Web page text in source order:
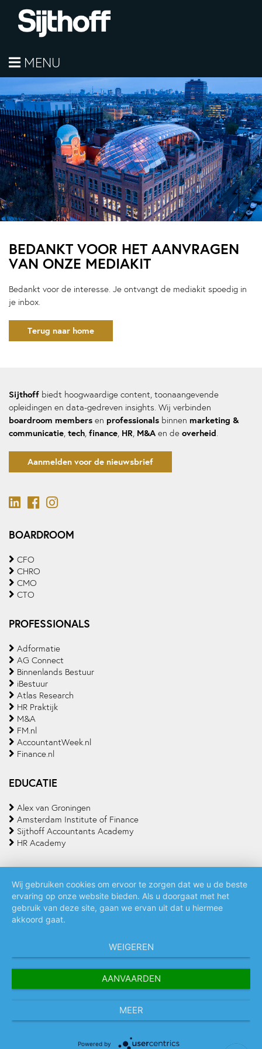
MENU
BEDANKT VOOR HET AANVRAGEN
VAN ONZE MEDIAKIT
Bedankt voor de interesse. Je ontvangt de mediakit spoedig in
je inbox.
Terug naar home
Sijthoff biedt hoogwaardige content, toonaangevende
opleidingen en data-gedreven insights. Wij verbinden
boardroom members en professionals binnen marketing &
communicatie, tech, finance, HR, M&A en de overheid.
Aanmelden voor de nieuwsbrief
BOARDROOM
CFO
CHRO
CMO
CTO
PROFESSIONALS
Adformatie
AG Connect
Binnenlands Bestuur
iBestuur
Atlas Research
HR Praktijk
M&A
FM.nl
AccountantWeek.nl
Finance.nl
EDUCATIE
Alex van Groningen
Amsterdam Institute of Finance
Sijthoff Accountants Academy
HR Academy
Algemene voorwaarden Privacy policy Cookie statement
Wij gebruiken cookies om ervoor te zorgen dat we u de beste
ervaring op onze website bieden. Als u doorgaat met het
gebruik van deze site, gaan we ervan uit dat u hiermee
akkoord gaat.
WEIGEREN
AANVAARDEN
MEER
Powered by